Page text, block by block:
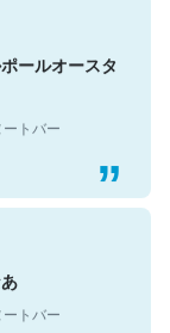
ールオースタ